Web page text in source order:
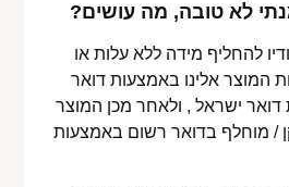
לא טובה, מה עושים?
להחליף מידה ללא עלות או
המוצר אלינו באמצעות דואר
ישראל , ולאחר מכן המוצר
/ מוחלף בדואר רשום באמצעות